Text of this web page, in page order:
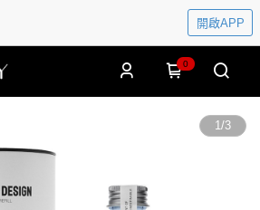
開啟APP
0
1/3